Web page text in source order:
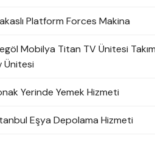
Platform Forces Makina
Mobilya Titan TV Ünitesi
Ünitesi
Yerinde Yemek Hizmeti
Eşya Depolama Hizmeti